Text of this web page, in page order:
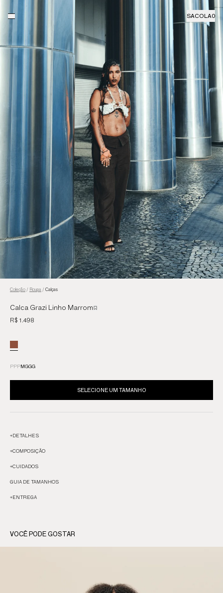
SACOLA0
Coleção / Roupa / Calças
Calca Grazi Linho Marrom
R$ 1.498
PPPMGGG
SELECIONE UM TAMANHO
+DETALHES
+COMPOSIÇÃO
+CUIDADOS
GUIA DE TAMANHOS
+ENTREGA
VOCÊ PODE GOSTAR